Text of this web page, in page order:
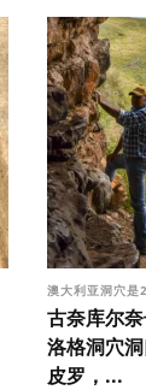
澳大利亚洞穴是
古奈库尔
洛格洞穴
皮罗，...